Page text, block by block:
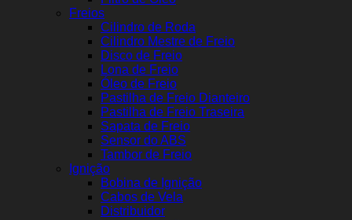
Freios
Cilindro de Roda
Cilindro Mestre de Freio
Disco de Freio
Lona de Freio
Óleo de Freio
Pastilha de Freio Dianteiro
Pastilha de Freio Traseira
Sapata de Freio
Sensor do ABS
Tambor de Freio
Ignição
Bobina de Ignição
Cabos de Vela
Distribuidor